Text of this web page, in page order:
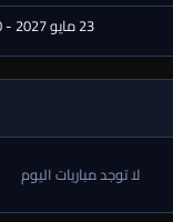
23 مايو 2027 - 20:00
لا توجد مباريات اليوم